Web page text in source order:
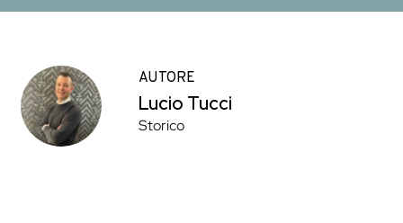
AUTORE
Lucio Tucci
Storico